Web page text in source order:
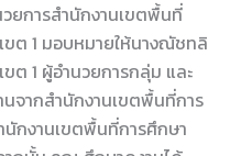
วยการสำนักงานเขตพื้นที่
ขต 1 มอบหมายให้นางณัชทลิ
ต 1 ผู้อำนวยการกลุ่ม และ
จากสำนักงานเขตพื้นที่การ
นักงานเขตพื้นที่การศึกษา